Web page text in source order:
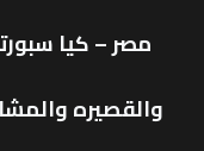
مصر – كيا
والقصيره